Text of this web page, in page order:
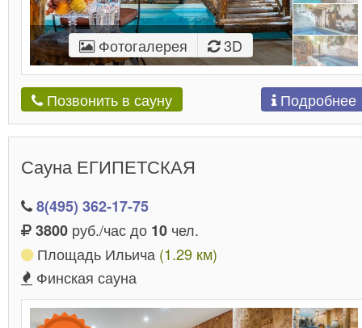
Фотогалерея 3D
Позвонить в сауну Подробнее
Сауна ЕГИПЕТСКАЯ
8(495) 362-17-75
3800 руб./час до 10 чел.
Площадь Ильича (1.29 км)
Финская сауна